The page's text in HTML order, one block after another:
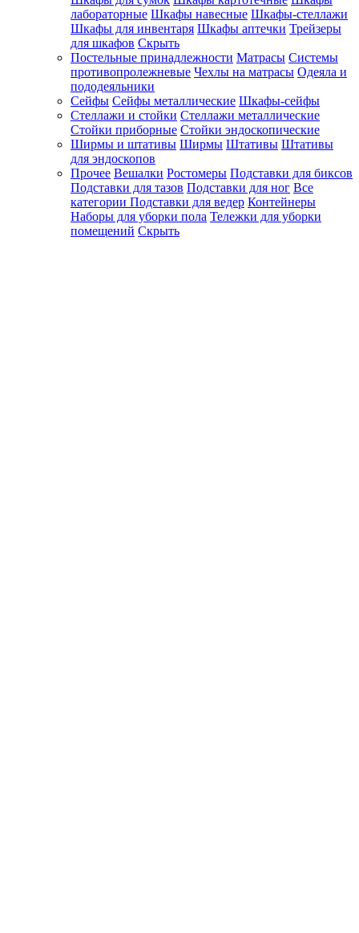
лабораторные Шкафы навесные Шкафы-стеллажи
Шкафы для инвентаря Шкафы аптечки Трейзеры
для шкафов Скрыть
Постельные принадлежности Матрасы Системы
противопролежневые Чехлы на матрасы Одеяла и
пододеяльники
Сейфы Сейфы металлические Шкафы-сейфы
Стеллажи и стойки Стеллажи металлические
Стойки приборные Стойки эндоскопические
Ширмы и штативы Ширмы Штативы Штативы
для эндоскопов
Прочее Вешалки Ростомеры Подставки для биксов
Подставки для тазов Подставки для ног Все
категории Подставки для ведер Контейнеры
Наборы для уборки пола Тележки для уборки
помещений Скрыть